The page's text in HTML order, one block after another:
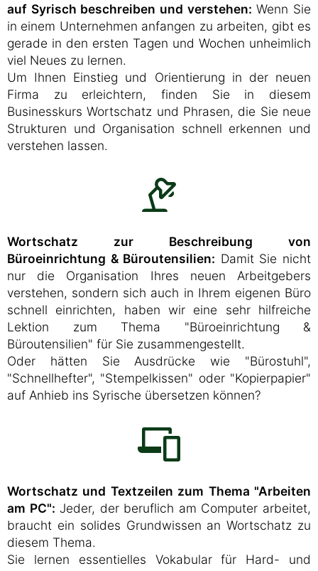
auf Syrisch beschreiben und verstehen: Wenn Sie
in einem Unternehmen anfangen zu arbeiten, gibt es
gerade in den ersten Tagen und Wochen unheimlich
viel Neues zu lernen.
Um Ihnen Einstieg und Orientierung in der neuen
Firma zu erleichtern, finden Sie in diesem
Businesskurs Wortschatz und Phrasen, die Sie neue
Strukturen und Organisation schnell erkennen und
verstehen lassen.
Wortschatz zur Beschreibung von
Büroeinrichtung & Büroutensilien: Damit Sie nicht
nur die Organisation Ihres neuen Arbeitgebers
verstehen, sondern sich auch in Ihrem eigenen Büro
schnell einrichten, haben wir eine sehr hilfreiche
Lektion zum Thema "Büroeinrichtung &
Büroutensilien" für Sie zusammengestellt.
Oder hätten Sie Ausdrücke wie "Bürostuhl",
"Schnellhefter", "Stempelkissen" oder "Kopierpapier"
auf Anhieb ins Syrische übersetzen können?
Wortschatz und Textzeilen zum Thema "Arbeiten
am PC": Jeder, der beruflich am Computer arbeitet,
braucht ein solides Grundwissen an Wortschatz zu
diesem Thema.
Sie lernen essentielles Vokabular für Hard- und